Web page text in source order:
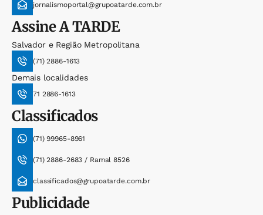
jornalismoportal@grupoatarde.com.br
AssineA TARDE
Salvador e Região Metropolitana
(71) 2886-1613
Demais localidades
71 2886-1613
Classificados
(71) 99965-8961
(71) 2886-2683 / Ramal 8526
classificados@grupoatarde.com.br
Publicidade